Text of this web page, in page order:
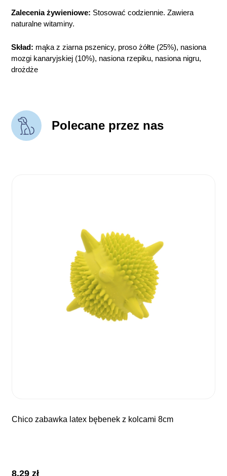
Zalecenia żywieniowe: Stosować codziennie. Zawiera
naturalne witaminy.
Skład: mąka z ziarna pszenicy, proso żółte (25%), nasiona
mozgi kanaryjskiej (10%), nasiona rzepiku, nasiona nigru,
drożdże
Polecane przez nas
chico zabawka latex bębenek z kolcami 8cm
8,29zł